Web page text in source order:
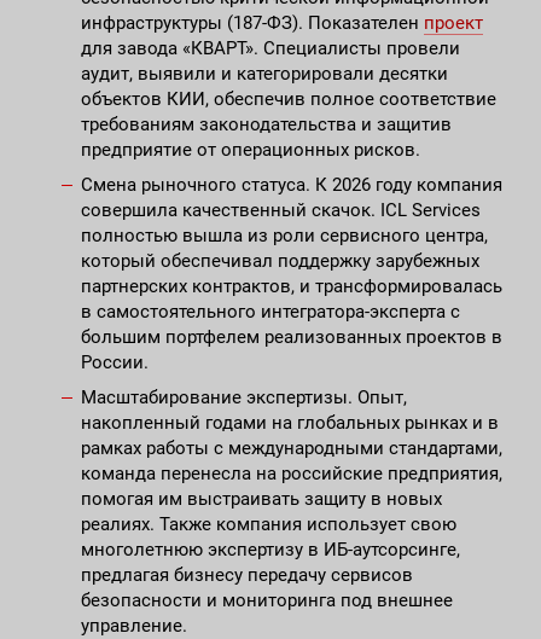
инфраструктуры (187-ФЗ). Показателен проект
для завода «КВАРТ». Специалисты провели
аудит, выявили и категорировали десятки
объектов КИИ, обеспечив полное соответствие
требованиям законодательства и защитив
предприятие от операционных рисков.
Смена рыночного статуса. К 2026 году компания
совершила качественный скачок. ICL Services
полностью вышла из роли сервисного центра,
который обеспечивал поддержку зарубежных
партнерских контрактов, и трансформировалась
в самостоятельного интегратора-эксперта с
большим портфелем реализованных проектов в
России.
Масштабирование экспертизы. Опыт,
накопленный годами на глобальных рынках и в
рамках работы с международными стандартами,
команда перенесла на российские предприятия,
помогая им выстраивать защиту в новых
реалиях. Также компания использует свою
многолетнюю экспертизу в ИБ-аутсорсинге,
предлагая бизнесу передачу сервисов
безопасности и мониторинга под внешнее
управление.